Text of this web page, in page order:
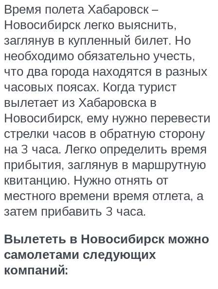
Время полета Хабаровск –
Новосибирск легко выяснить,
заглянув в купленный билет. Но
необходимо обязательно учесть,
что два города находятся в разных
часовых поясах. Когда турист
вылетает из Хабаровска в
Новосибирск, ему нужно перевести
стрелки часов в обратную сторону
на 3 часа. Легко определить время
прибытия, заглянув в маршрутную
квитанцию. Нужно отнять от
местного времени время отлета, а
затем прибавить 3 часа.
Вылететь в Новосибирск можно
самолетами следующих
компаний: